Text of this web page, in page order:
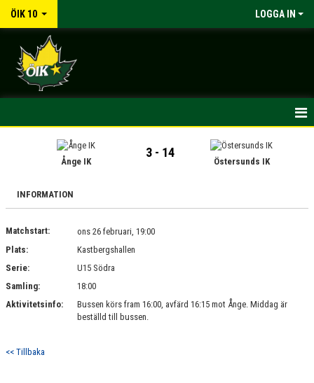
ÖIK 10 LOGGA IN
KALENDER
MATCHER
BILDGALLERI
KONTAKT
Ånge IK
3 - 14
Östersunds IK
INFORMATION
Matchstart:
ons 26 februari, 19:00
Plats:
Kastbergshallen
Serie:
U15 Södra
Samling:
18:00
Aktivitetsinfo:
Bussen körs fram 16:00, avfärd 16:15 mot Ånge. Middag är
beställd till bussen.
<< Tillbaka